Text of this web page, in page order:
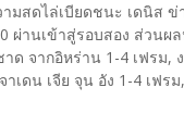
สดไล่เบียดชนะ เดนิส ข่
ผ่านเข้าสู่รอบสอง ส่วน
ด จากอิหร่าน 1-4 เฟรม,
เดน เจีย จุน อัง 1-4 เฟ